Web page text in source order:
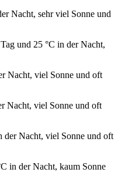
Nacht, sehr viel Sonne und
und 25 °C in der Nacht,
Nacht, viel Sonne und oft
Nacht, viel Sonne und oft
der Nacht, viel Sonne und oft
in der Nacht, kaum Sonne